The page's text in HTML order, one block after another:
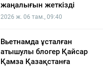
жаңалығын жеткізді
2026 ж. 06 там., 09:40
Вьетнамда ұсталған
атышулы блогер Қайсар
Қамза Қазақстанға